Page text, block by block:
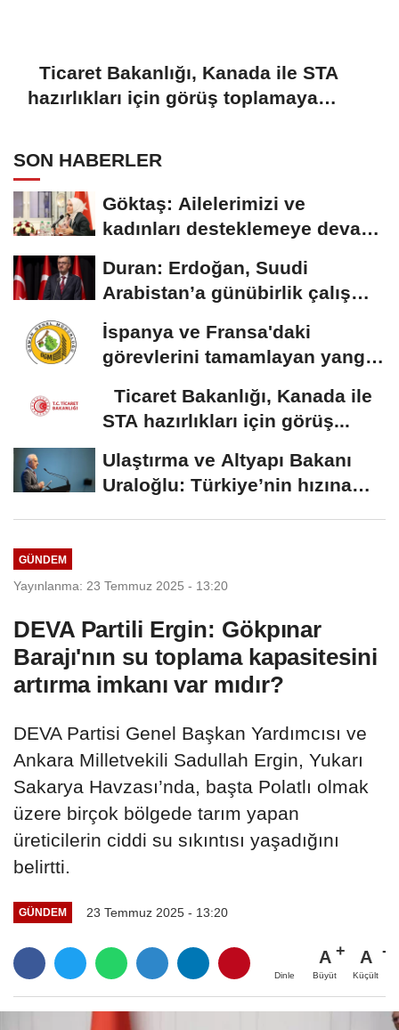
Ticaret Bakanlığı, Kanada ile STA
hazırlıkları için görüş toplamaya
SON HABERLER
Göktaş: Ailelerimizi ve
kadınları desteklemeye devam
Duran: Erdoğan, Suudi
Arabistan’a günübirlik çalışma
ziyareti...
İspanya ve Fransa'daki
görevlerini tamamlayan yangın
Ticaret Bakanlığı, Kanada ile
STA hazırlıkları için görüş...
Ulaştırma ve Altyapı Bakanı
Uraloğlu: Türkiye’nin hızına
GÜNDEM
Yayınlanma: 23 Temmuz 2025 - 13:20
DEVA Partili Ergin: Gökpınar
Barajı'nın su toplama kapasitesini
artırma imkanı var mıdır?
DEVA Partisi Genel Başkan Yardımcısı ve
Ankara Milletvekili Sadullah Ergin, Yukarı
Sakarya Havzası’nda, başta Polatlı olmak
üzere birçok bölgede tarım yapan
üreticilerin ciddi su sıkıntısı yaşadığını
belirtti.
GÜNDEM 23 Temmuz 2025 - 13:20
Dinle
A
Büyüt
A
Küçült